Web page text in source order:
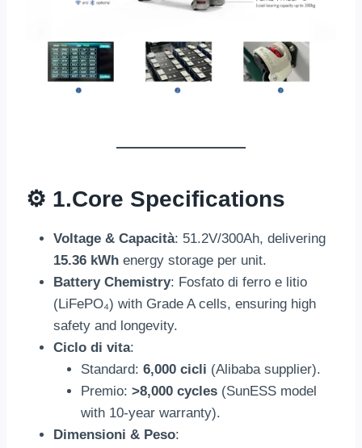
⚙️ 1.Core Specifications
Voltage & Capacità: 51.2V/300Ah, delivering
15.36 kWh energy storage per unit.
Battery Chemistry: Fosfato di ferro e litio
(LiFePO₄) with Grade A cells, ensuring high
safety and longevity.
Ciclo di vita:
Standard: 6,000 cicli (Alibaba supplier).
Premio: >8,000 cycles (SunESS model
with 10-year warranty).
Dimensioni & Peso: